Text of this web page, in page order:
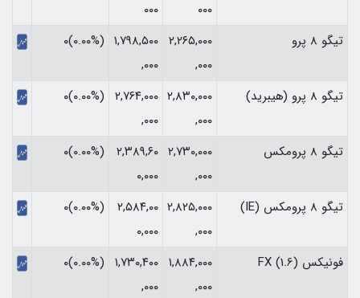
۰۰۰
۰۰۰
تیگو 8 پرو
۲,۲۶۵,۰۰۰
,۰۰۰
۱,۷۹۸,۵۰۰
,۰۰۰
(۰.۰۰%)۰
تیگو 8 پرو (هیبرید)
۲,۸۳۰,۰۰۰
,۰۰۰
۲,۷۶۴,۰۰۰
,۰۰۰
(۰.۰۰%)۰
تیگو 8 پرومکس
۲,۷۳۰,۰۰۰
,۰۰۰
۲,۳۸۹,۶۰
۰,۰۰۰
(۰.۰۰%)۰
تیگو 8 پرومکس (IE)
۲,۸۲۵,۰۰۰
,۰۰۰
۲,۵۸۴,۰۰
۰,۰۰۰
(۰.۰۰%)۰
فونیکس FX (1.6)
۱,۸۸۴,۰۰۰
,۰۰۰
۱,۷۳۰,۴۰۰
,۰۰۰
(۰.۰۰%)۰